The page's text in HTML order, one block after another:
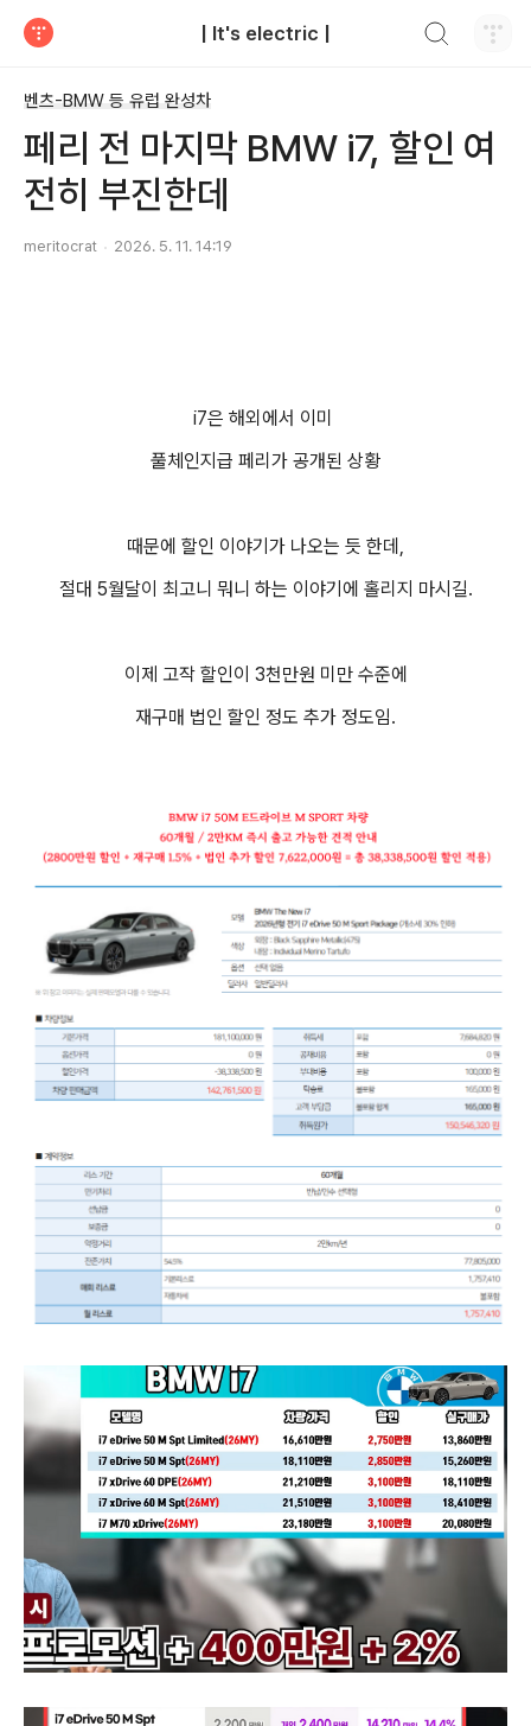
| It's electric |
벤츠-BMW 등 유럽 완성차
페리 전 마지막 BMW i7, 할인 여
전히 부진한데
meritocrat 2026. 5. 11. 14:19
i7은 해외에서 이미
풀체인지급 페리가 공개된 상황
때문에 할인 이야기가 나오는 듯 한데,
절대 5월달이 최고니 뭐니 하는 이야기에 홀리지 마시길.
이제 고작 할인이 3천만원 미만 수준에
재구매 법인 할인 정도 추가 정도임.